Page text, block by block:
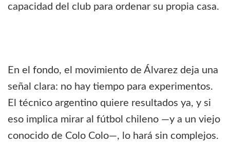
capacidad del club para ordenar su propia casa.
En el fondo, el movimiento de Álvarez deja una
señal clara: no hay tiempo para experimentos.
El técnico argentino quiere resultados ya, y si
eso implica mirar al fútbol chileno —y a un viejo
conocido de Colo Colo—, lo hará sin complejos.